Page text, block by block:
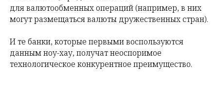
для валютообменных операций (например, в них
могут размещаться валюты дружественных стран).
И те банки, которые первыми воспользуются
данным ноу-хау, получат неоспоримое
технологическое конкурентное преимущество.